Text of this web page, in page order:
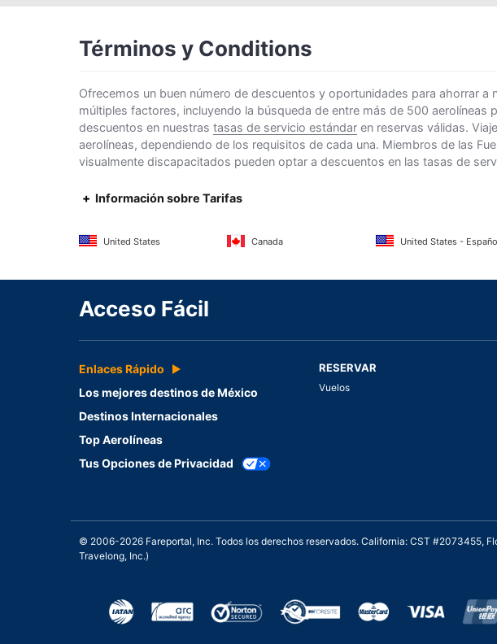
Términos y Conditions
Ofrecemos un buen número de descuentos y oportunidades para ahorrar
múltiples factores, incluyendo la búsqueda de entre más de 500
descuentos en nuestras tasas de servicio estándar en reservas válidas.
aerolíneas, dependiendo de los requisitos de cada una. Miembros de las
visualmente discapacitados pueden optar a descuentos en las tasas de
Información sobre Tarifas
United States Canada United States -
Acceso Fácil
Enlaces Rápido
Los mejores destinos de México
Destinos Internacionales
Top Aerolíneas
Tus Opciones de Privacidad
RESERVAR
Vuelos
© 2006-2026 Fareportal, Inc. Todos los derechos reservados. California: CST #2073455,
Travelong, Inc.)